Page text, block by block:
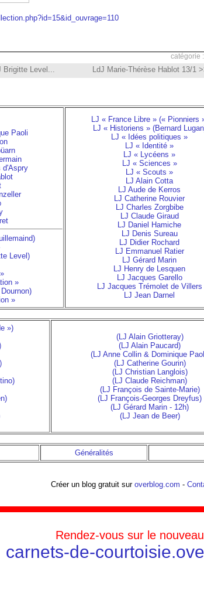
catégorie :
Level... LdJ Marie-Thérèse Hablot 13/1
Paoli
d'Aspry
Level)
»
»
LJ « France Libre » (« Pionniers
LJ « Historiens » (Bernard
LJ « Idées politiques »
LJ « Identité »
LJ « Lycéens »
LJ « Sciences »
LJ « Scouts »
LJ Alain Cotta
LJ Aude de Kerros
LJ Catherine Rouvier
LJ Charles Zorgbibe
LJ Claude Giraud
LJ Daniel Hamiche
LJ Denis Sureau
LJ Didier Rochard
LJ Emmanuel Ratier
LJ Gérard Marin
LJ Henry de Lesquen
LJ Jacques Garello
LJ Jacques Trémolet de Villers
LJ Jean Darnel
»)
(LJ Alain Griotteray)
(LJ Alain Paucard)
(LJ Anne Collin & Dominique
(LJ Catherine Gourin)
(LJ Christian Langlois)
(LJ Claude Reichman)
(LJ François de Sainte-Marie)
(LJ François-Georges Dreyfus)
(LJ Gérard Marin - 12h)
(LJ Jean de Beer)
Généralités
Créer un blog gratuit sur overblog.com -
Rendez-vous sur le
carnets-de-